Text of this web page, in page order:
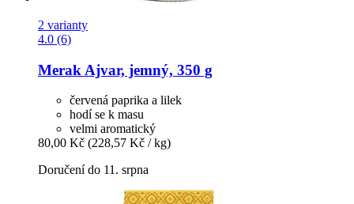
2 varianty
4.0 (6)
Merak Ajvar, jemný, 350 g
červená paprika a lilek
hodí se k masu
velmi aromatický
80,00 Kč (228,57 Kč / kg)
Doručení do 11. srpna